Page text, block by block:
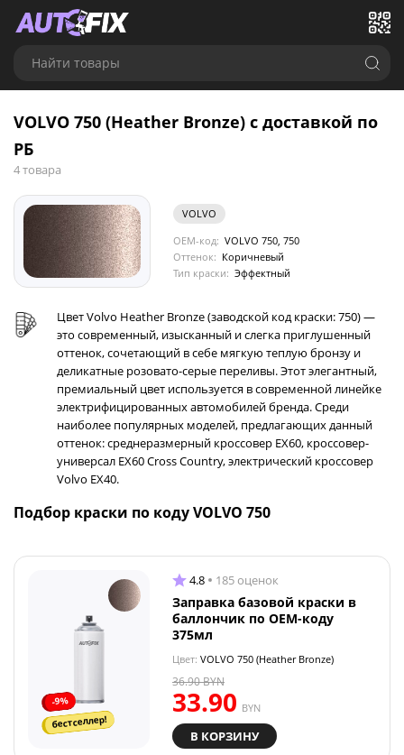
Найти товары
VOLVO 750 (Heather Bronze) с доставкой по
РБ
4 товара
VOLVO
OEM-код: VOLVO 750, 750
Оттенок: Коричневый
Тип краски: Эффектный
Цвет Volvo Heather Bronze (заводской код краски: 750) —
это современный, изысканный и слегка приглушенный
оттенок, сочетающий в себе мягкую теплую бронзу и
деликатные розовато-серые переливы. Этот элегантный,
премиальный цвет используется в современной линейке
электрифицированных автомобилей бренда. Среди
наиболее популярных моделей, предлагающих данный
оттенок: среднеразмерный кроссовер EX60, кроссовер-
универсал EX60 Cross Country, электрический кроссовер
Volvo EX40.
Подбор краски по коду VOLVO 750
-9%
бестселлер!
4.8 185 оценок
Заправка базовой краски в
баллончик по OEM-коду
375мл
Цвет: VOLVO 750 (Heather Bronze)
33.90 BYN
36.90BYN
В КОРЗИНУ